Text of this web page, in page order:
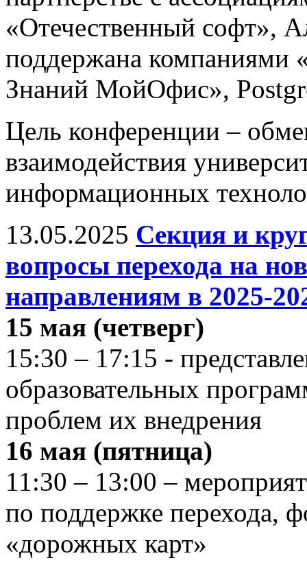
«Отечественный софт»,
поддержана компаниями
Знаний МойОфис»,
Цель конференции –
взаимодействия
информационных
13.05.2025 Секция и
вопросы перехода на
направлениям в 2025-
15 мая (четверг)
15:30 – 17:15 -
образовательных
проблем их внедрения
16 мая (пятница)
11:30 – 13:00 –
по поддержке перехода,
«дорожных карт»